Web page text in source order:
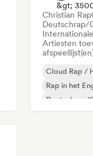
&gt;
Christian Rap
Deutschrap/
Artiesten
Cloud Rap /
Rap in het
Deutschrap/